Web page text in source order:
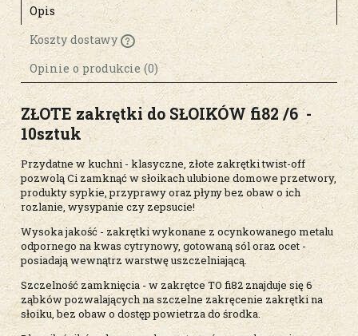
Opis
Koszty dostawy
Cena nie zawiera ewentualnych kosztów
płatności
Opinie o produkcie (0)
ZŁOTE zakrętki do SŁOIKÓW fi82 /6 -
10sztuk
Przydatne w kuchni - klasyczne, złote zakrętki twist-off
pozwolą Ci zamknąć w słoikach ulubione domowe przetwory,
produkty sypkie, przyprawy oraz płyny bez obaw o ich
rozlanie, wysypanie czy zepsucie!
Wysoka jakość - zakrętki wykonane z ocynkowanego metalu
odpornego na kwas cytrynowy, gotowaną sól oraz ocet -
posiadają wewnątrz warstwę uszczelniającą.
Szczelność zamknięcia - w zakrętce TO fi82 znajduje się 6
ząbków pozwalających na szczelne zakręcenie zakrętki na
słoiku, bez obaw o dostęp powietrza do środka.